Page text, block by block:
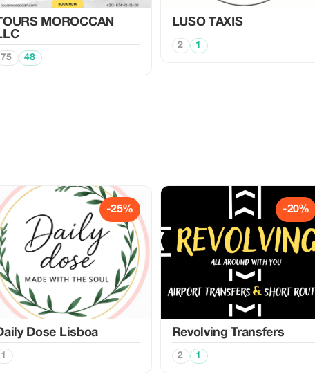
MOROCCAN
75 48
LUSO TAXIS
2 1
-25%
Dose Lisboa
1
-20%
Revolving Transfers
2 1